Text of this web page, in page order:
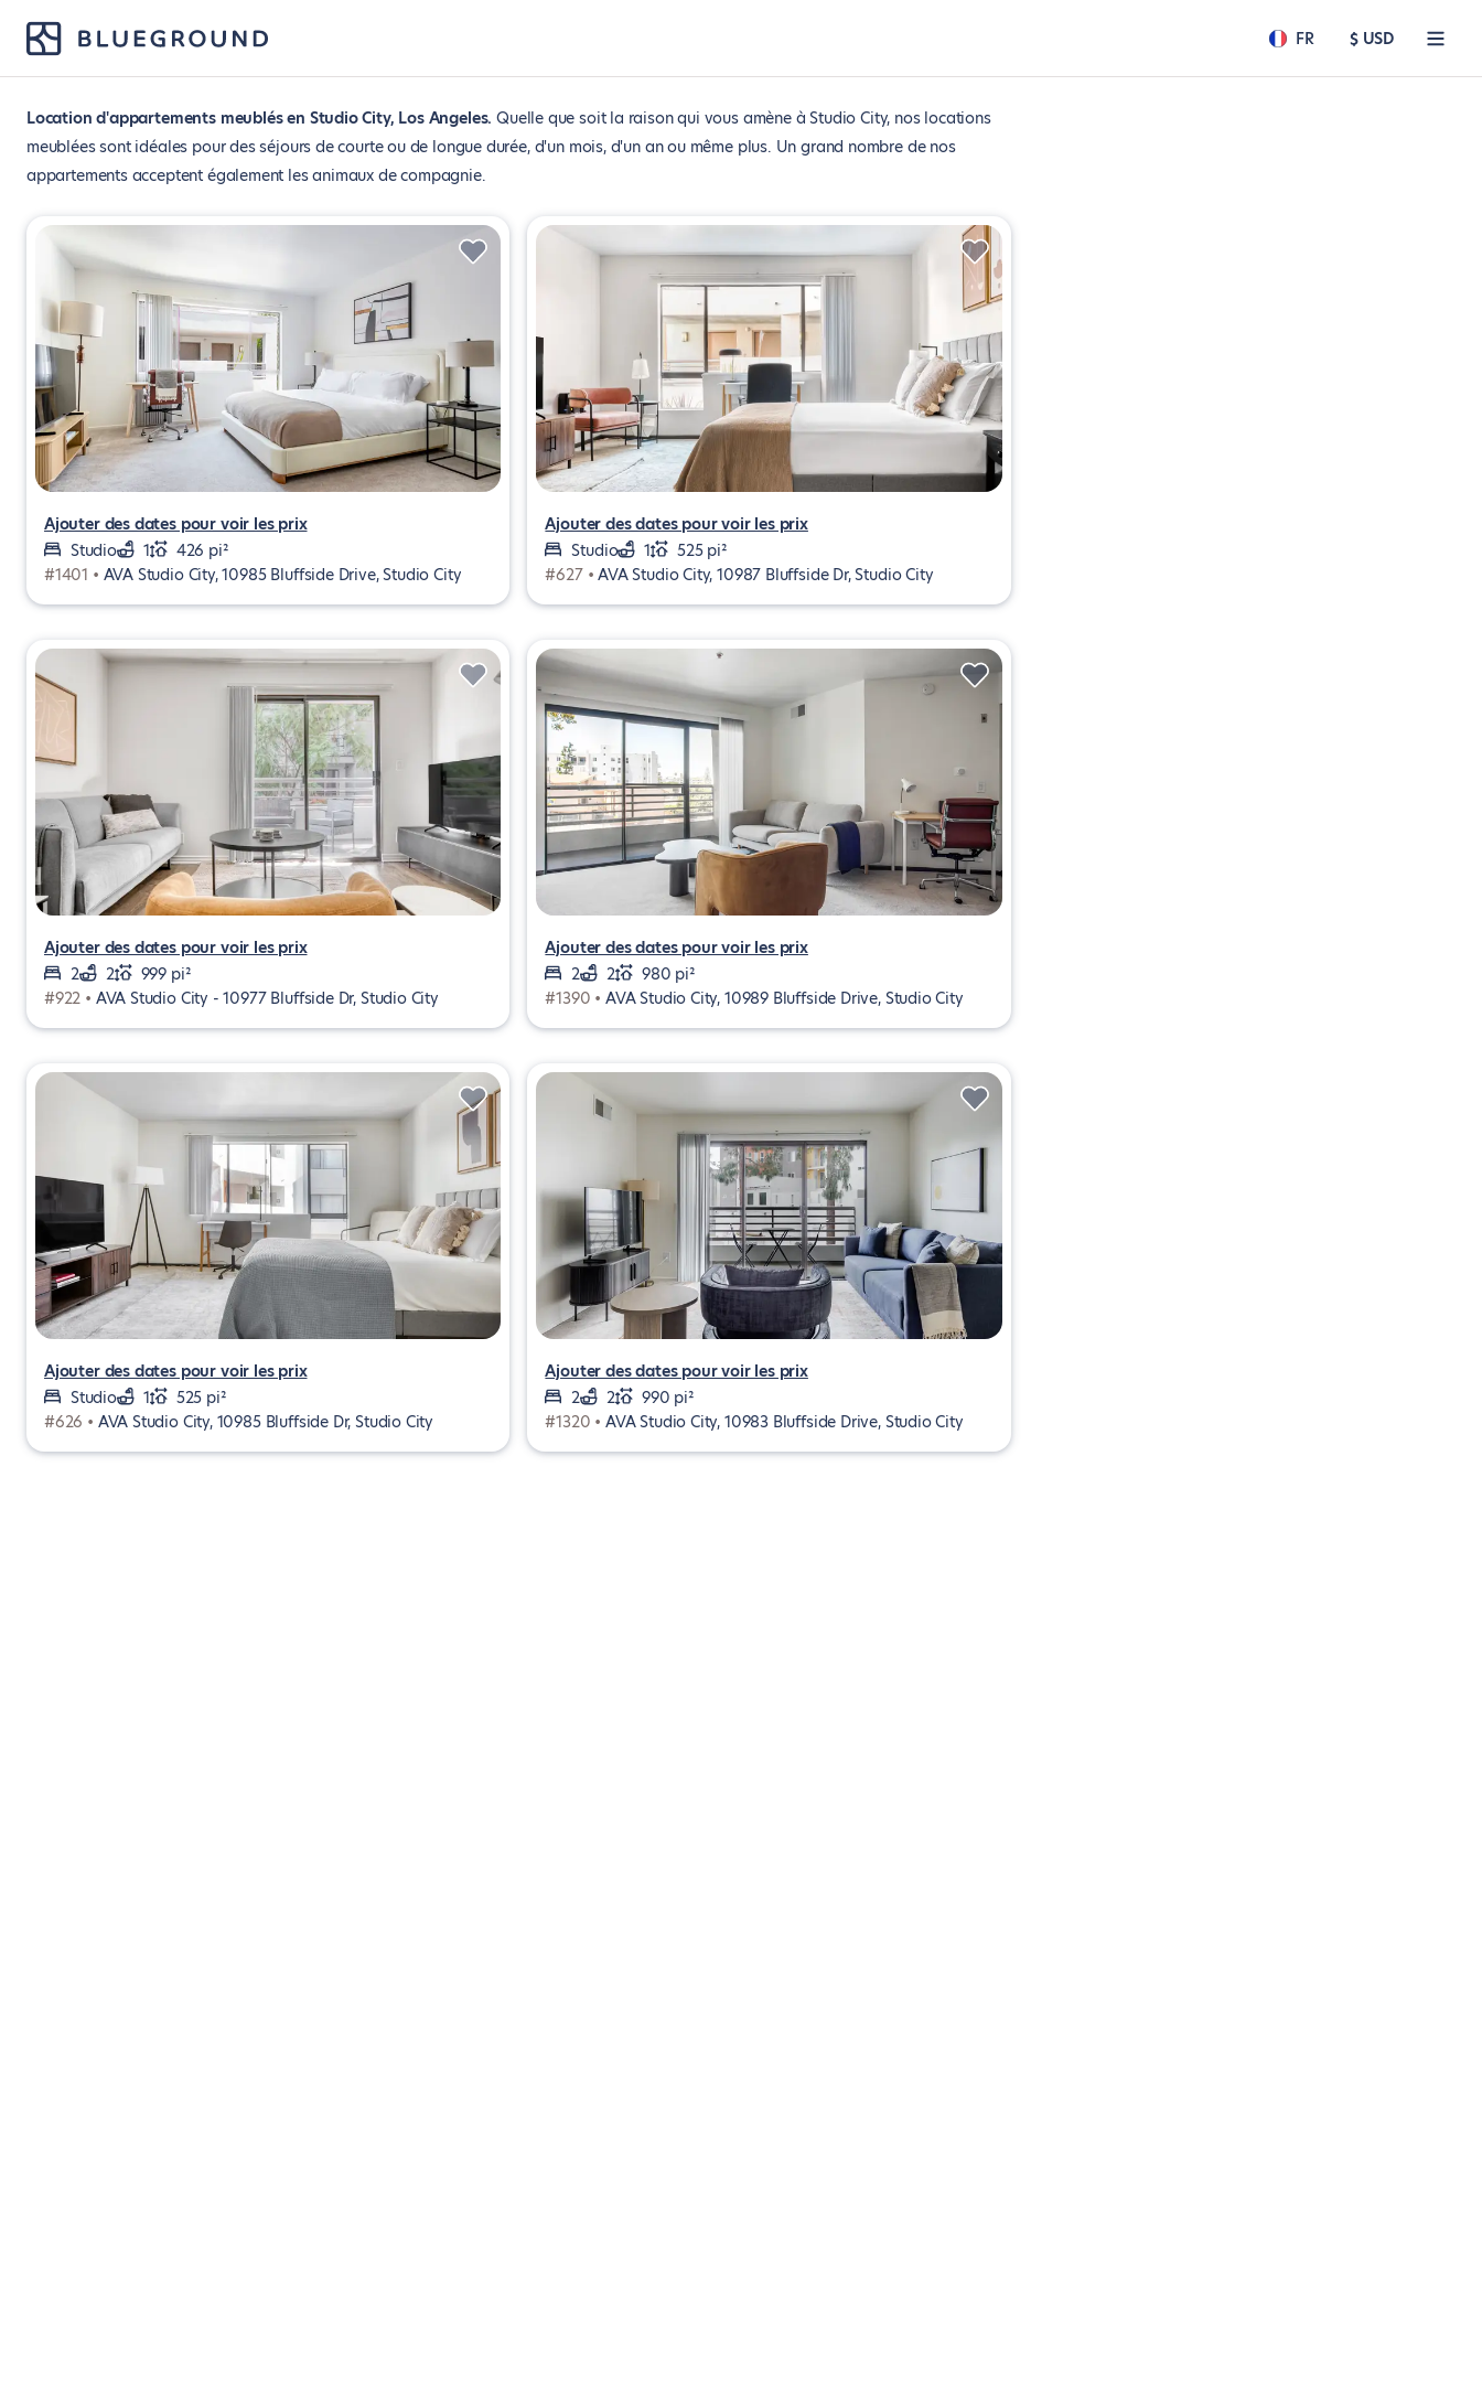
FR $ USD
Location d'appartements meublés en Studio City, Los Angeles Quelle que soit la raison qui vous amène à Studio City, nos locations
meublées sont idéales pour des séjours de courte ou de longue durée, d'un mois, d'un an ou même plus. Un grand nombre de nos
appartements acceptent également les animaux de compagnie.
Ajouter des dates pour voir les prix
Studio
1
426 pi²
#1401 • AVA Studio City, 10985 Bluffside Drive, Studio City
Ajouter des dates pour voir les prix
Studio
1
525 pi²
#627 •AVA Studio City, 10987 Bluffside Dr, Studio City
Ajouter des dates pour voir les prix
2
2
999 pi²
#922 • AVA Studio City - 10977 Bluffside Dr, Studio City
Ajouter des dates pour voir les prix
2
2
980 pi²
#1390 • AVA Studio City, 10989 Bluffside Drive, Studio City
Ajouter des dates pour voir les prix
Studio
1
525 pi²
#626 • AVA Studio City, 10985 Bluffside Dr, Studio City
Ajouter des dates pour voir les prix
2
2
990 pi²
#1320 • AVA Studio City, 10983 Bluffside Drive, Studio City